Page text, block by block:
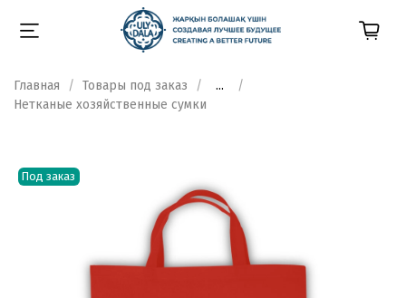
Главная Товары под заказ
...
Нетканые хозяйственные сумки
Под заказ